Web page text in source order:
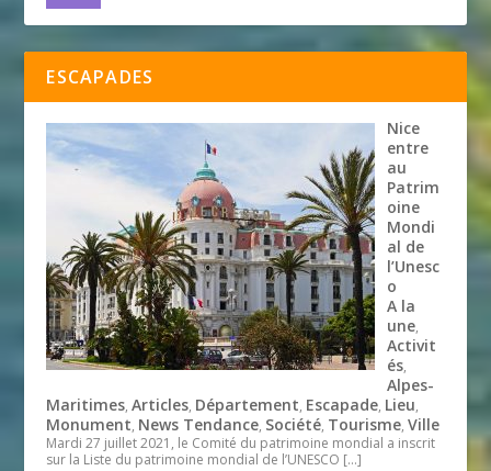
ESCAPADES
Nice
entre
au
Patrim
oine
Mondi
al de
l’Unesc
o
A la
une,
Activit
és,
Alpes-
Maritimes,Articles, Département, Escapade, Lieu,
Monument, News Tendance, Société, Tourisme,Ville
Mardi 27 juillet 2021, le Comité du patrimoine mondial a inscrit
sur la Liste du patrimoine mondial de l’UNESCO […]